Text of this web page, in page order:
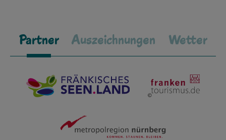
Partner Auszeichnungen Wetter